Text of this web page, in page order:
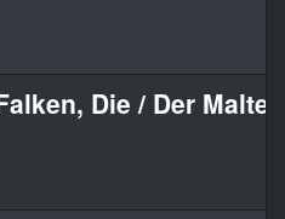
Die / Der